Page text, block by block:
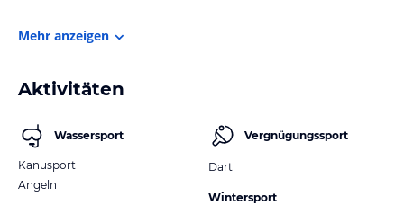
Mehr anzeigen
Aktivitäten
Wassersport
Kanusport
Angeln
Vergnügungssport
Dart
Wintersport